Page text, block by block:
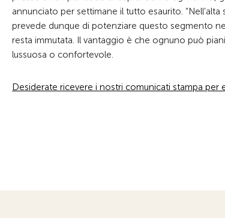
annunciato per settimane il tutto esaurito.
prevede dunque di potenziare questo segmento
resta immutata. Il vantaggio è che ognuno può
lussuosa o confortevole.
Desiderate ricevere i nostri comunicati stampa per